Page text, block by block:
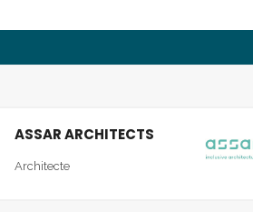
ASSAR ARCHITECTS
Architecte